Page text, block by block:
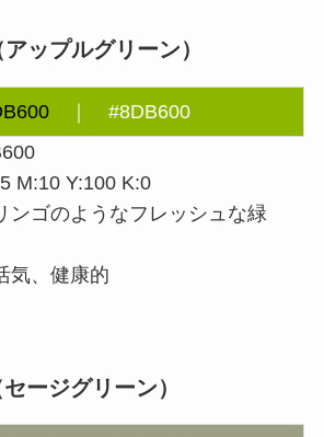
アップルグリーン）
｜
#8DB600
M:10 Y:100 K:0
ンゴのようなフレッシュな緑
気、健康的
セージグリーン）